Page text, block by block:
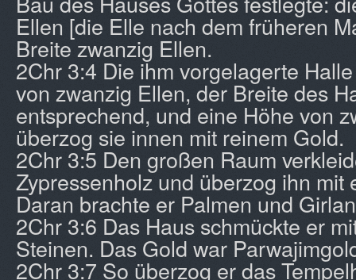
Ellen [die Elle nach dem früheren
Breite zwanzig Ellen.
2Chr 3:4 Die ihm vorgelagerte
von zwanzig Ellen, der Breite des
entsprechend, und eine Höhe von
überzog sie innen mit reinem Gold.
2Chr 3:5 Den großen Raum
Zypressenholz und überzog ihn mit
Daran brachte er Palmen und
2Chr 3:6 Das Haus schmückte er
Steinen. Das Gold war
2Chr 3:7 So überzog er das